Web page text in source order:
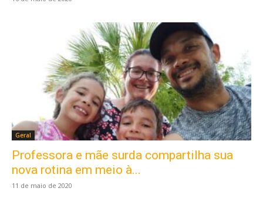
Geral
Professora e mãe surda compartilha sua
nova rotina em meio à...
11 de maio de 2020
Este site usa cookies para garantir que você
obtenha a melhor experiência em nosso site.